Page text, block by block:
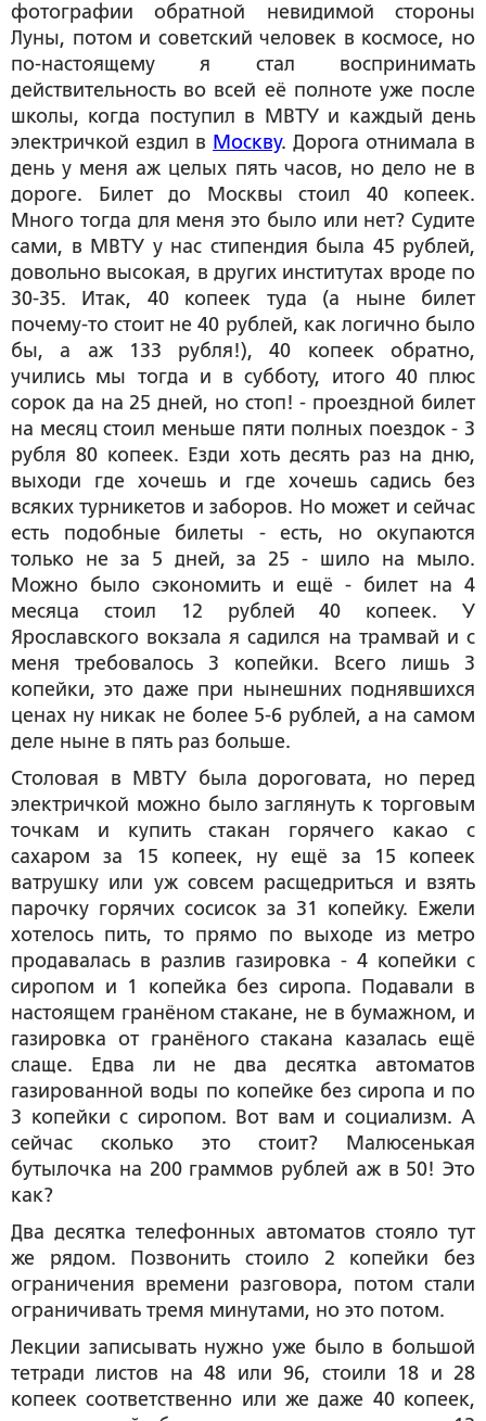
фотографии обратной невидимой стороны
Луны, потом и советский человек в космосе, но
по-настоящему я стал воспринимать
действительность во всей её полноте уже после
школы, когда поступил в МВТУ и каждый день
электричкой ездил в Москву. Дорога отнимала в
день у меня аж целых пять часов, но дело не в
дороге. Билет до Москвы стоил 40 копеек.
Много тогда для меня это было или нет? Судите
сами, в МВТУ у нас стипендия была 45 рублей,
довольно высокая, в других институтах вроде по
30-35. Итак, 40 копеек туда (а ныне билет
почему-то стоит не 40 рублей, как логично было
бы, а аж 133 рубля!), 40 копеек обратно,
учились мы тогда и в субботу, итого 40 плюс
сорок да на 25 дней, но стоп! - проездной билет
на месяц стоил меньше пяти полных поездок - 3
рубля 80 копеек. Езди хоть десять раз на дню,
выходи где хочешь и где хочешь садись без
всяких турникетов и заборов. Но может и сейчас
есть подобные билеты - есть, но окупаются
только не за 5 дней, за 25 - шило на мыло.
Можно было сэкономить и ещё - билет на 4
месяца стоил 12 рублей 40 копеек. У
Ярославского вокзала я садился на трамвай и с
меня требовалось 3 копейки. Всего лишь 3
копейки, это даже при нынешних поднявшихся
ценах ну никак не более 5-6 рублей, а на самом
деле ныне в пять раз больше.
Столовая в МВТУ была дороговата, но перед
электричкой можно было заглянуть к торговым
точкам и купить стакан горячего какао с
сахаром за 15 копеек, ну ещё за 15 копеек
ватрушку или уж совсем расщедриться и взять
парочку горячих сосисок за 31 копейку. Ежели
хотелось пить, то прямо по выходе из метро
продавалась в разлив газировка - 4 копейки с
сиропом и 1 копейка без сиропа. Подавали в
настоящем гранёном стакане, не в бумажном, и
газировка от гранёного стакана казалась ещё
слаще. Едва ли не два десятка автоматов
газированной воды по копейке без сиропа и по
3 копейки с сиропом. Вот вам и социализм. А
сейчас сколько это стоит? Малюсенькая
бутылочка на 200 граммов рублей аж в 50! Это
как?
Два десятка телефонных автоматов стояло тут
же рядом. Позвонить стоило 2 копейки без
ограничения времени разговора, потом стали
ограничивать тремя минутами, но это потом.
Лекции записывать нужно уже было в большой
тетради листов на 48 или 96, стоили 18 и 28
копеек соответственно или же даже 40 копеек,